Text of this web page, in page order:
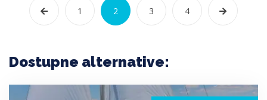
1 2 3 4
Dostupne alternative: